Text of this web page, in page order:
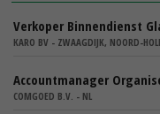
Verkoper Binnendienst
KARO BV - ZWAAGDIJK, NOORD-
Accountmanager
COMGOED B.V. - NL